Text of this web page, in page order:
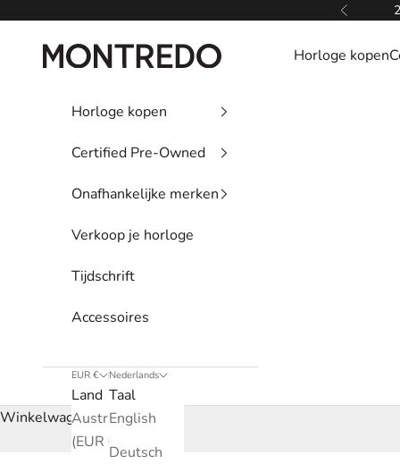
Vorige
Montredo Horloge kopen
Horloge kopen
Certified Pre-Owned
Onafhankelijke merken
Verkoop je horloge
Tijdschrift
Accessoires
EUR €
Land
Australië
(EUR €)
Nederlands
Taal
English
Deutsch
Winkelwagen